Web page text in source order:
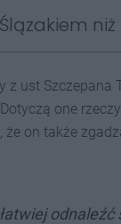
z ust
one
że on także